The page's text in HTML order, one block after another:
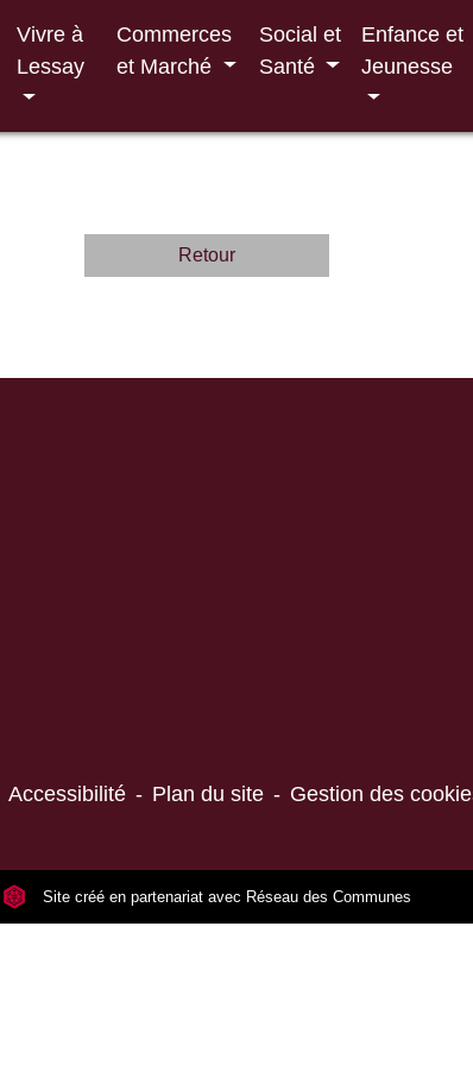
Vivre à
Lessay
Commerces
et Marché
Social et
Santé
Enfance et
Jeunesse
Retour
Accessibilité - Plan du site - Gestion des
Site créé en partenariat avec Réseau des Communes